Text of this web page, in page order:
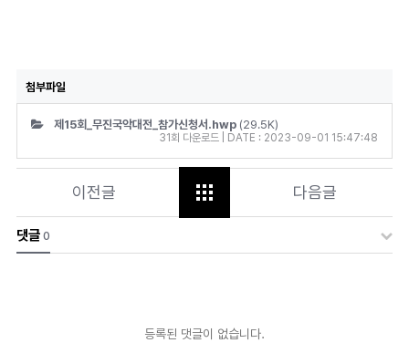
첨부파일
제15회_무진국악대전_참가신청서.hwp(29.5K)
31회 다운로드 | DATE : 2023-09-01 15:47:48
이전글 다음글
댓글0
등록된 댓글이 없습니다.